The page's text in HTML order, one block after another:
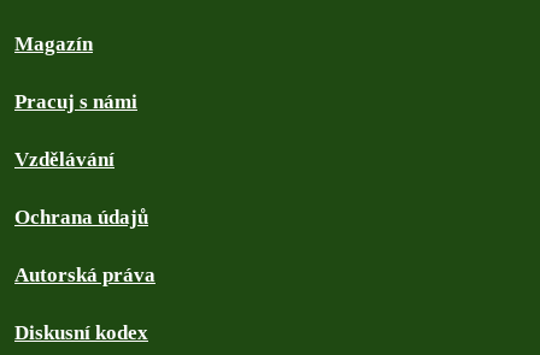
Magazín
Pracuj s námi
Vzdělávání
Ochrana údajů
Autorská práva
Diskusní kodex